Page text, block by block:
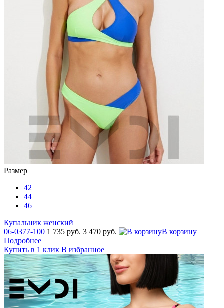
Размер
42
44
46
Купальник женский
06-0377-100 1 735 руб. 3 470 руб.
В корзину
Подробнее
Купить в 1 клик В избранное